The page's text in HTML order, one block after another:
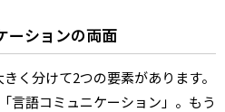
ーションの両面
く分けて2つの要素があります。
言語コミュニケーション」。もう